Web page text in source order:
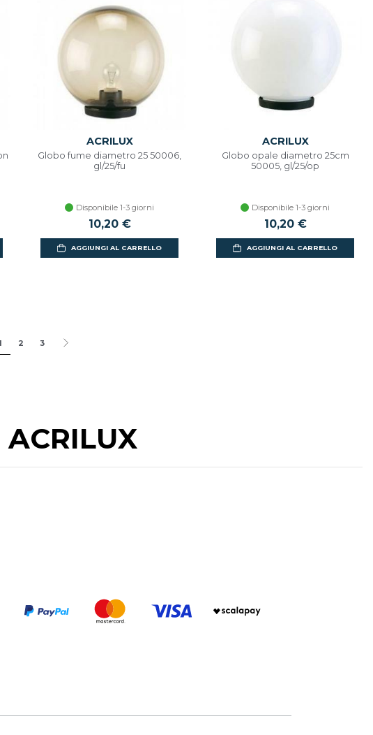
ACRILUX
Globo fume diametro 25 50006,
gl/25/fu
Disponibile 1-3 giorni
10,20 €
AGGIUNGI AL CARRELLO
ACRILUX
Globo opale diametro 25cm
50005, gl/25/op
Disponibile 1-3 giorni
10,20 €
AGGIUNGI AL CARRELLO
2 3